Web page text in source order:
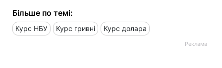
Більше по темі:
Курс НБУ Курс гривні Курс долара